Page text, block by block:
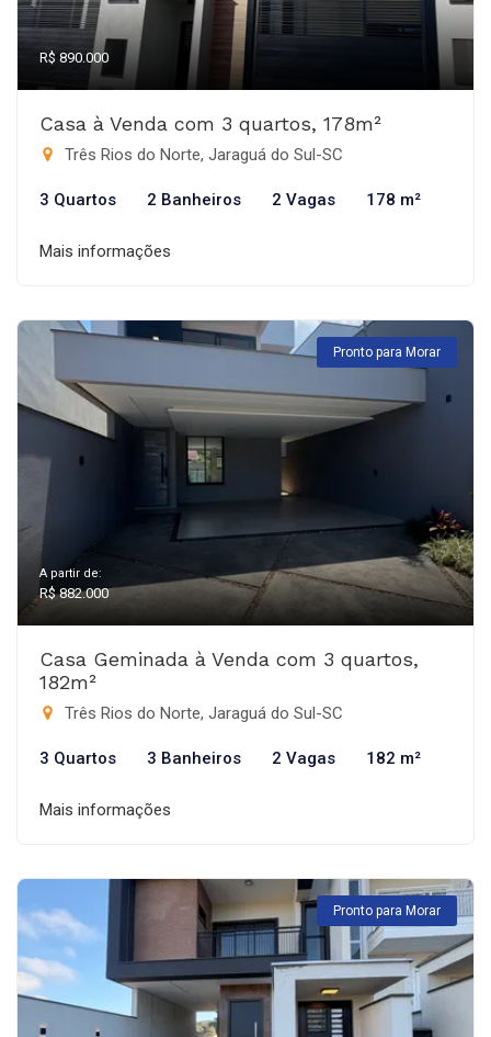
R$ 890.000
Casa à Venda com 3 quartos, 178m²
Três Rios do Norte, Jaraguá do Sul-SC
3 Quartos 2 Banheiros 2 Vagas 178 m²
Mais informações
Pronto para Morar
A partir de:
R$ 882.000
Casa Geminada à Venda com 3 quartos,
182m²
Três Rios do Norte, Jaraguá do Sul-SC
3 Quartos 3 Banheiros 2 Vagas 182 m²
Mais informações
Pronto para Morar